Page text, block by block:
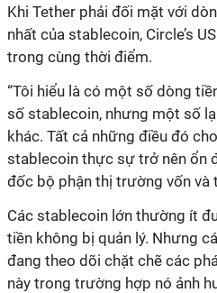
Khi Tether phải đối mặt với
nhất của stablecoin, Circle’s
trong cùng thời điểm.
“Tôi hiểu là có một số dòng
số stablecoin, nhưng một số
khác. Tất cả những điều đó
stablecoin thực sự trở nên ổn
đốc bộ phận thị trường vốn và
Các stablecoin lớn thường ít
tiền không bị quản lý. Nhưng
đang theo dõi chặt chẽ các
này trong trường hợp nó ảnh